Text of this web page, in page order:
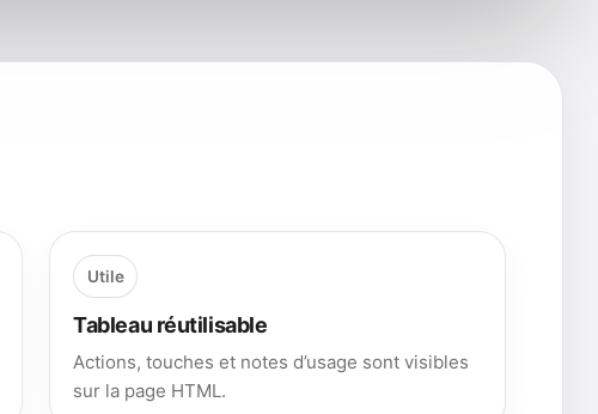
Utile
Tableau réutilisable
Actions, touches et notes d’usage sont visibles
sur la page HTML.